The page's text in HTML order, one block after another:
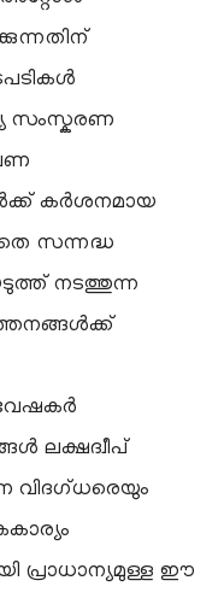
സംസ്കരണ
കർശനമായ
സന്നദ്ധ
നടത്തുന്ന
ലക്ഷദ്വീപ്
പ്രാധാന്യമുള്ള ഈ